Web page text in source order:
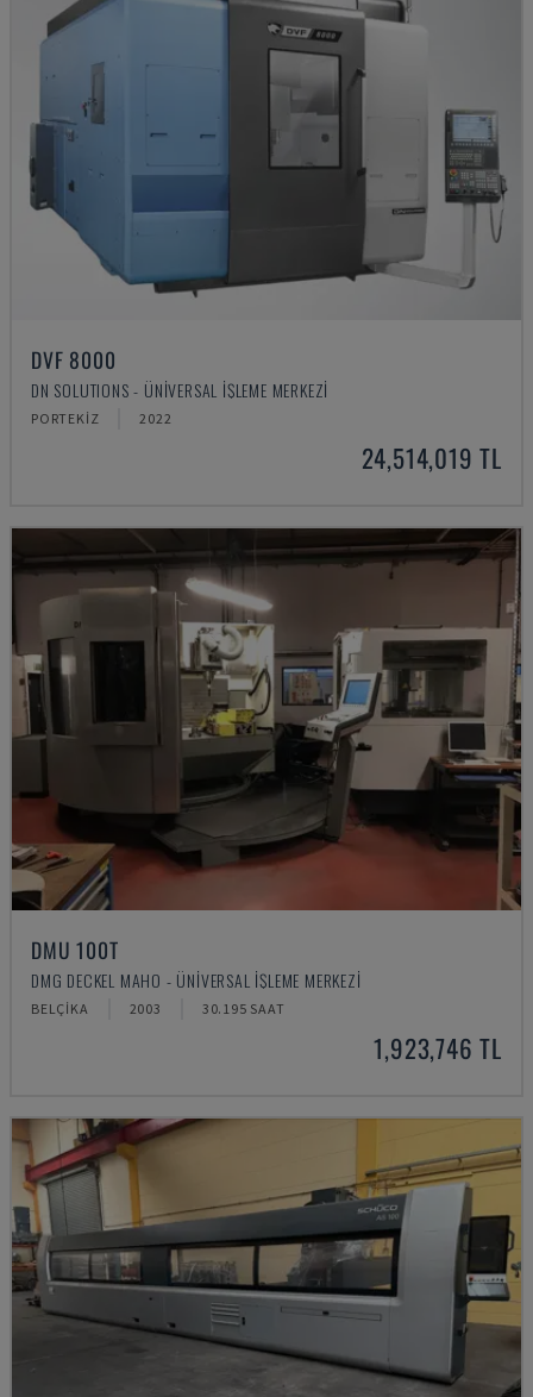
DVF 8000
DN SOLUTIONS - ÜNIVERSAL İŞLEME MERKEZI
PORTEKIZ 2022
24,514,019 TL
DMU 100T
DMG DECKEL MAHO - ÜNIVERSAL İŞLEME MERKEZI
BELÇIKA 2003 30.195 SAAT
1,923,746 TL